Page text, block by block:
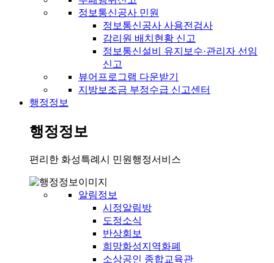
정보통신공사 민원
정보통신공사 사용전검사
감리원 배치현황 신고
정보통신설비 유지보수·관리자 선임
신고
뷰어프로그램 다운받기
지방보조금 부정수급 신고센터
행정정보
행정정보
편리한 화성특례시 민원행정서비스
알림정보
시정알림방
도정소식
반상회보
희망화성지역화폐
소상공인 종합교육관